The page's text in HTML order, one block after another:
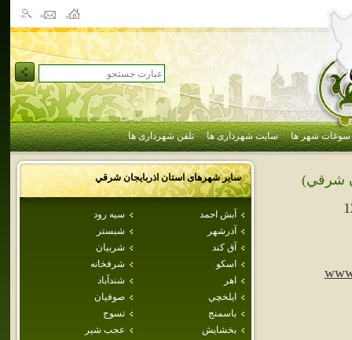
سوغات شهر ها سایت شهرداری ها تلفن شهرداری ها
سایر شهرهای استاناذربايجان شرقي
آبش احمد
سيه رود
آذرشهر
شبستر
آق كند
شربيان
اسكو
شرفخانه
اهر
شندآباد
ايلخچي
صوفيان
باسمنج
تسوج
بخشايش
عجب شير
شرقي)